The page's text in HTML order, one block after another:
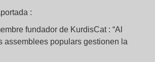
:
fundador de KurdisCat : “Al
assemblees populars gestionen la